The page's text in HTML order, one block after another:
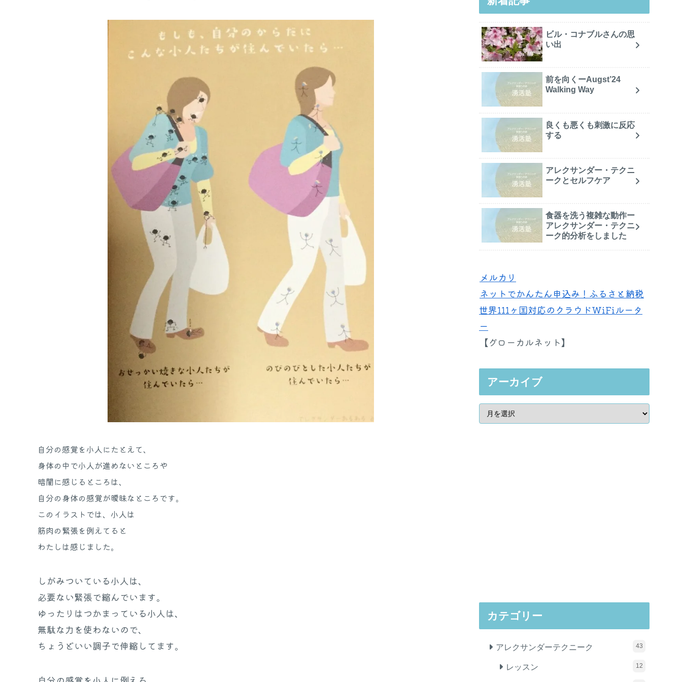
自分の感覚を小人にたとえて、
身体の中で小人が進めないところや
暗闇に感じるところは、
自分の身体の感覚が曖昧なところです。
このイラストでは、 小人は
筋肉の緊張を例えてると
わたしは感じました。
しがみついている小人は、
必要ない緊張で縮んでいます。
ゆったりはつかまっている小人は、
無駄な力を使わないので、
ちょうどいい調子で伸縮してます。
ビル・コナブルさんの思
い出
前を向くーAugst’24
Walking Way
良くも悪くも刺激に反応
する
アレクサンダー・テクニ
ークとセルフケア
食器を洗う複雑な動作ー
アレクサンダー・テクニ
ーク的分析をしました
メルカリ
ネットでかんたん申込み！ふるさと納税
世界111ヶ国対応のクラウドWiFiルータ
ー
【グローカルネット】
アーカイブ
カテゴリー
アレクサンダーテクニーク 43
レッスン 12